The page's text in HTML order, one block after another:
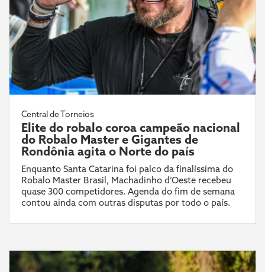
Central de Torneios
Elite do robalo coroa campeão nacional
do Robalo Master e Gigantes de
Rondônia agita o Norte do país
Enquanto Santa Catarina foi palco da finalíssima do
Robalo Master Brasil, Machadinho d’Oeste recebeu
quase 300 competidores. Agenda do fim de semana
contou ainda com outras disputas por todo o país.